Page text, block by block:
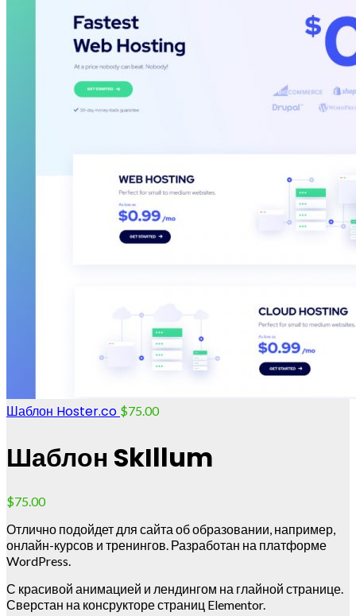
Шаблон Hoster.co $75.00
Шаблон SkIllum
$75.00
Отлично подойдет для сайта об образовании, например,
онлайн-курсов и тренингов. Разработан на платформе
WordPress.
С красивой анимацией и лендингом на глайной странице.
Сверстан на консрукторе страниц Elementor.